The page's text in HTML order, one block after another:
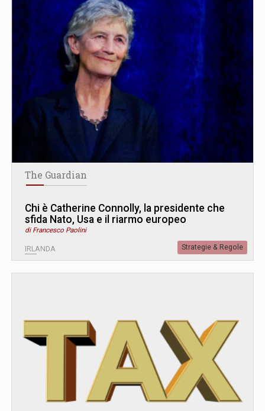
The Guardian
Chi è Catherine Connolly, la presidente che
sfida Nato, Usa e il riarmo europeo
di Francesco Paolini
IRLANDA Strategie & Regole